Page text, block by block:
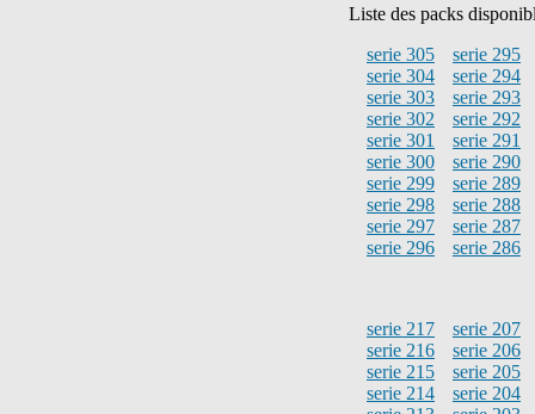
Liste des packs
serie 305
serie 304
serie 303
serie 302
serie 301
serie 300
serie 299
serie 298
serie 297
serie 296
serie 295
serie 294
serie 293
serie 292
serie 291
serie 290
serie 289
serie 288
serie 287
serie 286
serie 217
serie 216
serie 215
serie 214
serie 207
serie 206
serie 205
serie 204